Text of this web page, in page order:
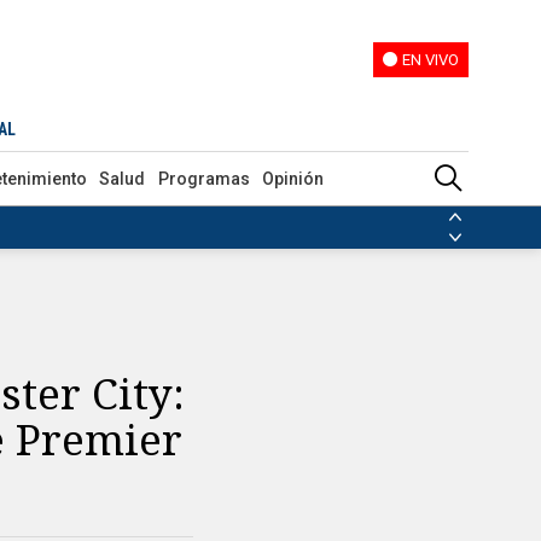
EN VIVO
Salud Programas Opinión
City:
Premier